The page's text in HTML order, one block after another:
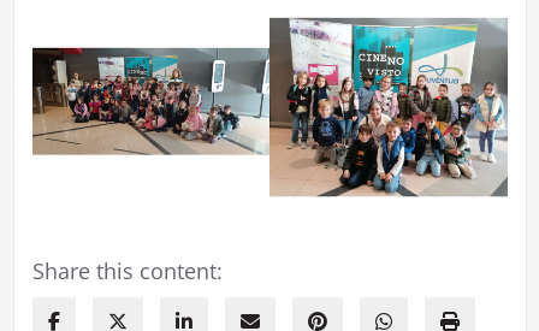
Share this content: